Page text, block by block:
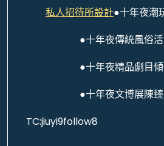
私人招待所設計●十年夜潮
●十年夜傳統風俗
●十年夜精品劇目
●十年夜文博展陳
TC:jiuyi9follow8